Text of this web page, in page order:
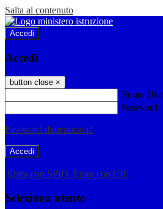
Salta al contenuto
Accedi
Accedi
button close ×
Nome
Password
Password dimenticata?
-
Entra con SPID Entra con CIE
Seleziona utente